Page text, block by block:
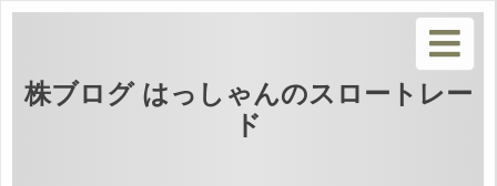
株ブログ はっしゃんのスロートレー
ド